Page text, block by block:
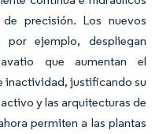
precisión. Los nuevos
ejemplo, despliegan
que aumentan el
inactividad, justificando su
y las arquitecturas de
permiten a las plantas